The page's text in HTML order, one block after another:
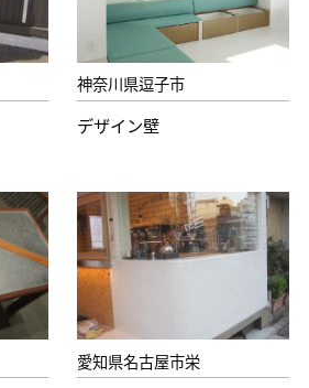
神奈川県逗子市
デザイン壁
愛知県名古屋市栄